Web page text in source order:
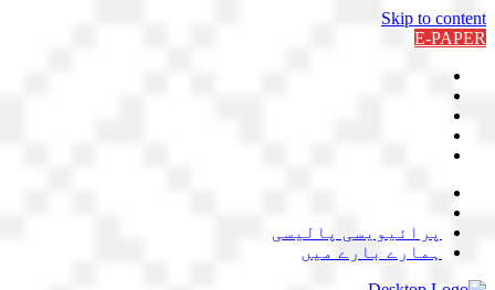
Skip to content
E-PAPER
پرائیویسی پالیسی
ہمارے بارے میں